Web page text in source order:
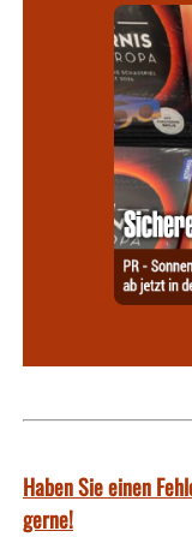
Haben Sie einen
gerne!